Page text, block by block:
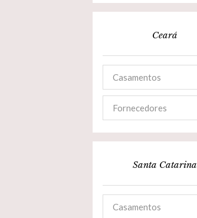
Ceará
Casamentos
Fornecedores
Santa Catarina
Casamentos